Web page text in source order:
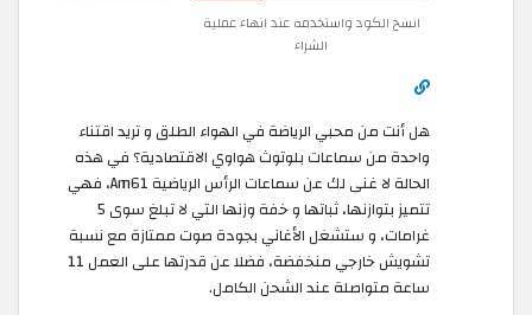
انسخ الكود واستخدمه عند انهاء عملية
الشراء
هل أنت من محبي الرياضة في الهواء الطلق و تريد اقتناء
واحدة من سماعات بلوتوث هواوي الاقتصادية؟ في هذه
الحالة لا غنى لك عن سماعات الرأس الرياضية Am61، فهي
تتميز بتوازنها، ثباتها و خفة وزنها التي لا تبلغ سوى 5
غرامات، و ستشغل الأغاني بجودة صوت ممتازة مع نسبة
تشويش خارجي منخفضة، فضلا عن قدرتها على العمل 11
ساعة متواصلة عند الشحن الكامل.